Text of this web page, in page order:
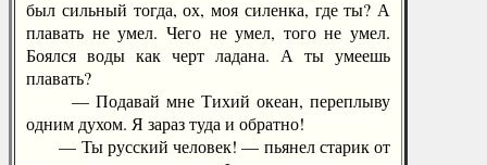
был сильный тогда, ох, моя силенка, где ты? А
плавать не умел. Чего не умел, того не умел.
Боялся воды как черт ладана. А ты умеешь
плавать?
— Подавай мне Тихий океан, переплыву
одним духом. Я зараз туда и обратно!
— Ты русский человек! — пьянел старик от